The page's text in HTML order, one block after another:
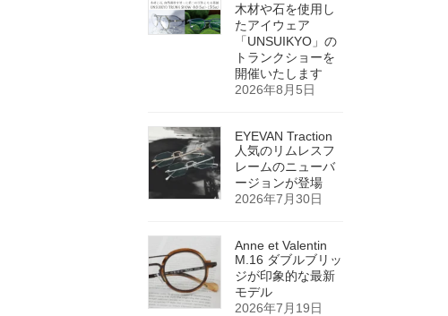
木材や石を使用し
たアイウェア
「UNSUIKYO」の
トランクショーを
開催いたします
2026年8月5日
EYEVAN Traction
人気のリムレスフ
レームのニューバ
ージョンが登場
2026年7月30日
Anne et Valentin
M.16 ダブルブリッ
ジが印象的な最新
モデル
2026年7月19日